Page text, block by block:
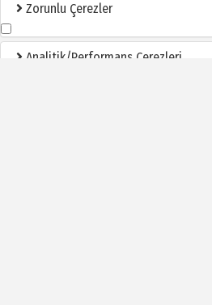
Zorunlu Çerezler
Analitik/Performans Çerezleri